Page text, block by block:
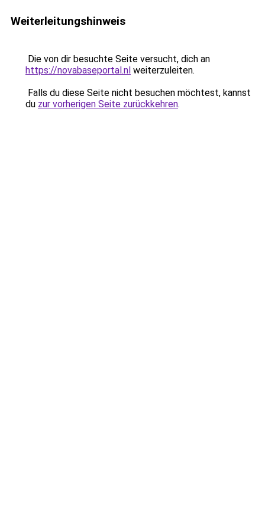
Weiterleitungshinweis
Die von dir besuchte Seite versucht, dich an
https://novabaseportal.nl weiterzuleiten.
Falls du diese Seite nicht besuchen möchtest, kannst
du zur vorherigen Seite zurückkehren.